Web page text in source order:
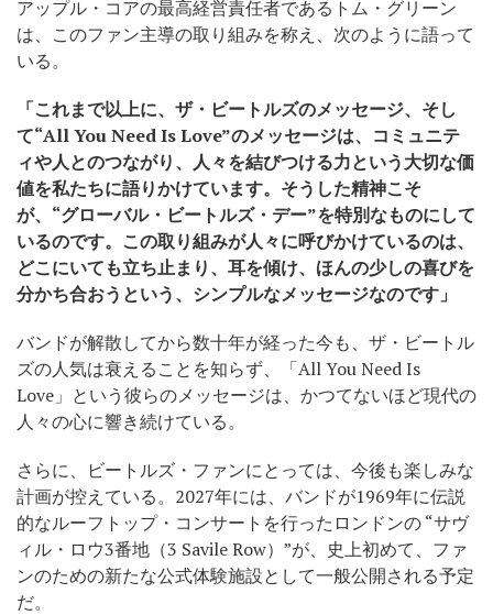
アップル・コアの最高経営責任者であるトム・グリーン
は、このファン主導の取り組みを称え、次のように語って
いる。
「これまで以上に、ザ・ビートルズのメッセージ、そし
て“All You Need Is Love”のメッセージは、コミュニテ
ィや人とのつながり、人々を結びつける力という大切な価
値を私たちに語りかけています。そうした精神こそ
が、“グローバル・ビートルズ・デー”を特別なものにして
いるのです。この取り組みが人々に呼びかけているのは、
どこにいても立ち止まり、耳を傾け、ほんの少しの喜びを
分かち合おうという、シンプルなメッセージなのです」
バンドが解散してから数十年が経った今も、ザ・ビートル
ズの人気は衰えることを知らず、「All You Need Is
Love」という彼らのメッセージは、かつてないほど現代の
人々の心に響き続けている。
さらに、ビートルズ・ファンにとっては、今後も楽しみな
計画が控えている。2027年には、バンドが1969年に伝説
的なルーフトップ・コンサートを行ったロンドンの “サヴ
ィル・ロウ3番地（3 Savile Row）”が、史上初めて、ファ
ンのための新たな公式体験施設として一般公開される予定
だ。